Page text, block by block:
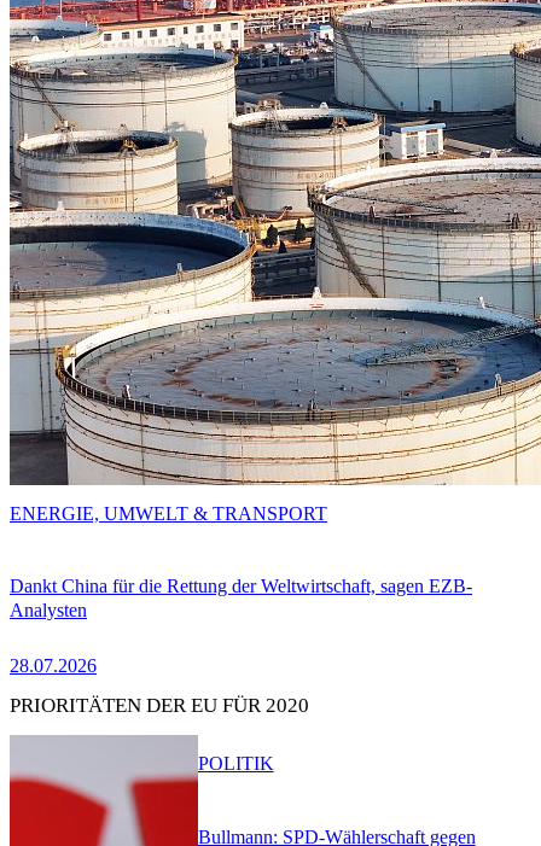
Dankt China für die Rettung der Weltwirtschaft, sagen EZB-
Analysten
28.07.2026
ENERGIE, UMWELT & TRANSPORT
PRIORITÄTEN DER EU FÜR 2020
Bullmann: SPD-Wählerschaft gegen
POLITIK